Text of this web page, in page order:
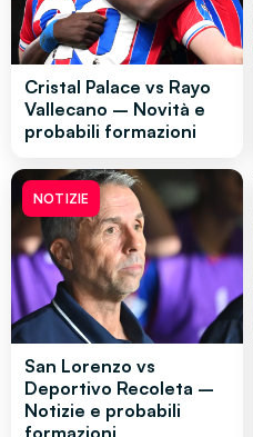
Cristal Palace vs Rayo
Vallecano – Novità e
probabili formazioni
NOTIZIE
San Lorenzo vs
Deportivo Recoleta –
Notizie e probabili
formazioni